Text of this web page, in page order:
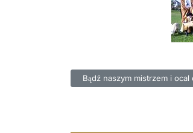
Poprzednia strona: Bądź
Bądź naszym mistrzem i